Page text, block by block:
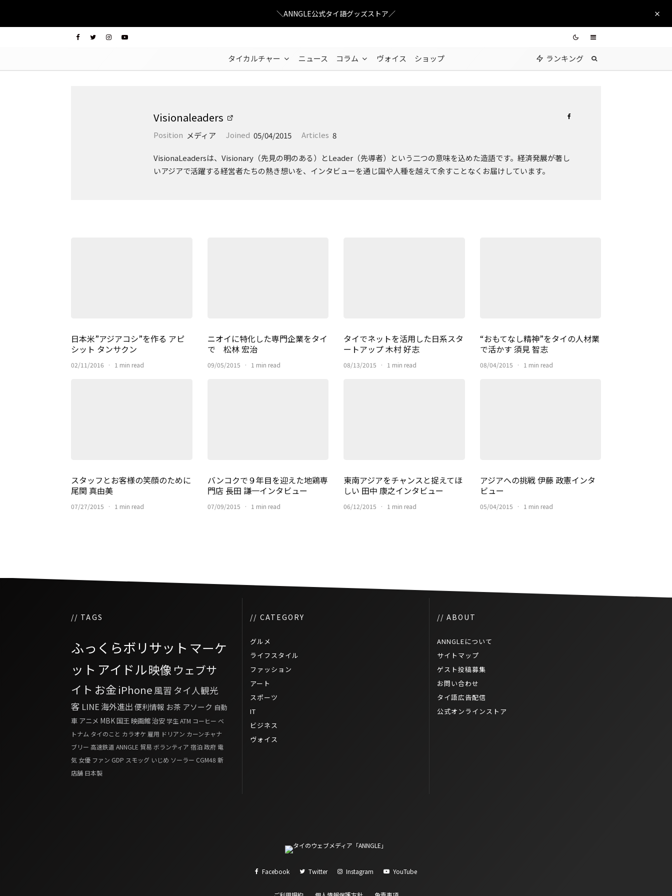
＼ANNGLE公式タイ語グッズストア／
タイカルチャー ニュース コラム ヴォイス ショップ ランキング
Visionaleaders
Position メディア Joined 05/04/2015 Articles 8
VisionaLeadersは、Visionary（先見の明のある）とLeader（先導者）という二つの意味を込めた造語です。経済発展が著し
いアジアで活躍する経営者たちの熱き想いを、インタビューを通じ国や人種を越えて余すことなくお届けしています。
日本米”アジアコシ”を作る アピ
シット タンサクン
02/11/2016 · 1 min read
ニオイに特化した専門企業をタイ
で 松林 宏治
09/05/2015 · 1 min read
タイでネットを活用した日系スタ
ートアップ 木村 好志
08/13/2015 · 1 min read
“おもてなし精神”をタイの人材業
で活かす 須見 智志
08/04/2015 · 1 min read
スタッフとお客様の笑顔のために
尾関 真由美
07/27/2015 · 1 min read
バンコクで９年目を迎えた地鶏専
門店 長田 謙一インタビュー
07/09/2015 · 1 min read
東南アジアをチャンスと捉えてほ
しい 田中 康之インタビュー
06/12/2015 · 1 min read
アジアへの挑戦 伊藤 政憲インタ
ビュー
05/04/2015 · 1 min read
// TAGS
ふっくらボリサット マーケ
ット アイドル映像 ウェブサ
イト お金 iPhone 風習 タイ人観光
客 LINE海外進出便利情報 お茶 アソーク 自動
車 アニメ MBK国王 映画館治安 学生ATM コーヒー ベ
トナム タイのこと カラオケ 雇用 ドリアン カーンチャナ
ブリー 高速鉄道 ANNGLE 貿易 ボランティア 宿泊政府 電
気 女優 ファン GDP スモッグ いじめ ソーラー CGM48 新
店舗 日本製
// CATEGORY
グルメ
ライフスタイル
ファッション
アート
スポーツ
IT
ビジネス
ヴォイス
// ABOUT
ANNGLEについて
サイトマップ
ゲスト投稿募集
お問い合わせ
タイ語広告配信
公式オンラインストア
Facebook Twitter Instagram YouTube